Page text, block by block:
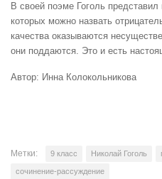
В своей поэме Гоголь
которых можно назвать
качества оказываются
они поддаются. Это и есть
Автор: Инна Колокольникова
Метки: 9 класс Николай Гоголь
сочинение-рассуждение